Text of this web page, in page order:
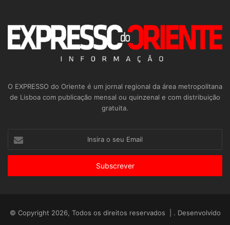
O EXPRESSO do Oriente é um jornal regional da área metropolitana
de Lisboa com publicação mensal ou quinzenal e com distribuição
gratuita.
seu
© Copyright 2026, Todos os direitos reservados | . Desenvolvido